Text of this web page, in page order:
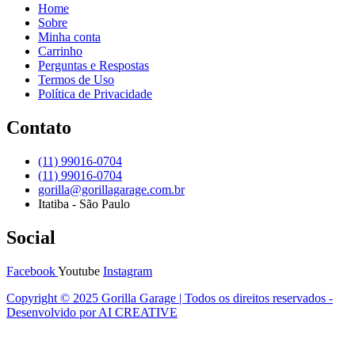
Home
Sobre
Minha conta
Carrinho
Perguntas e Respostas
Termos de Uso
Política de Privacidade
Contato
(11) 99016-0704
(11) 99016-0704
gorilla@gorillagarage.com.br
Itatiba - São Paulo
Social
FacebookYoutube Instagram
Copyright © 2025 Gorilla Garage | Todos os direitos reservados -
Desenvolvido por AI CREATIVE